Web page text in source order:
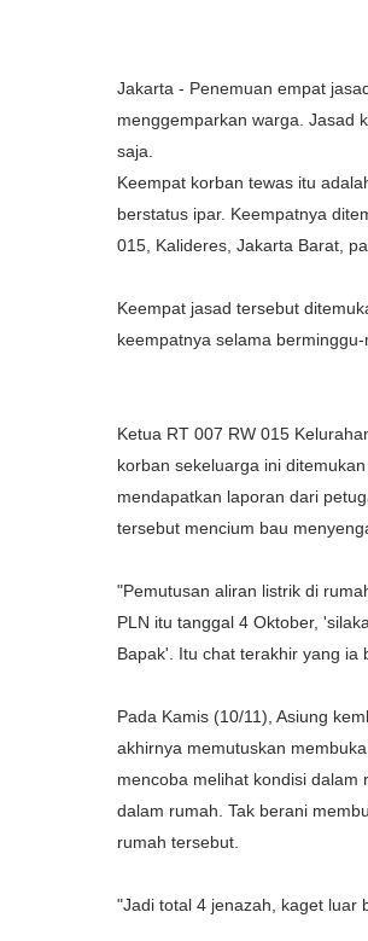
Jakarta - Penemuan empat
menggemparkan warga. Jasad
saja.
Keempat korban tewas itu
berstatus ipar. Keempatnya
015, Kalideres, Jakarta Barat,
Keempat jasad tersebut
keempatnya selama
Ketua RT 007 RW 015
korban sekeluarga ini
mendapatkan laporan dari
tersebut mencium bau
"Pemutusan aliran listrik di
PLN itu tanggal 4 Oktober,
Bapak'. Itu chat terakhir yang ia
Pada Kamis (10/11), Asiung
akhirnya memutuskan
mencoba melihat kondisi dalam
dalam rumah. Tak berani
rumah tersebut.
"Jadi total 4 jenazah, kaget luar